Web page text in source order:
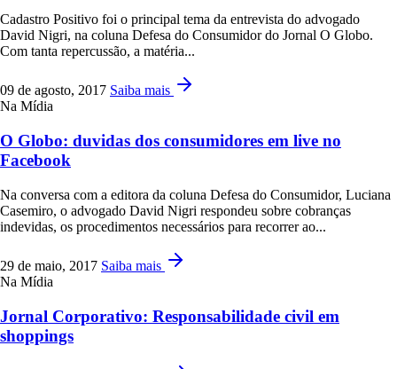
Cadastro Positivo foi o principal tema da entrevista do advogado
David Nigri, na coluna Defesa do Consumidor do Jornal O Globo.
Com tanta repercussão, a matéria...
09 de agosto, 2017 Saiba mais
Na Mídia
O Globo: duvidas dos consumidores em live no
Facebook
Na conversa com a editora da coluna Defesa do Consumidor, Luciana
Casemiro, o advogado David Nigri respondeu sobre cobranças
indevidas, os procedimentos necessários para recorrer ao...
29 de maio, 2017 Saiba mais
Na Mídia
Jornal Corporativo: Responsabilidade civil em
shoppings